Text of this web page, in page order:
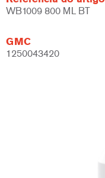
WB1009 800 ML BT
GMC
1250043420